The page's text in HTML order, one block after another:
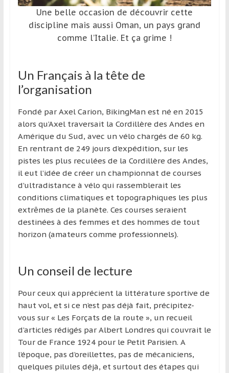
Une belle occasion de découvrir cette
discipline mais aussi Oman, un pays grand
comme l’Italie. Et ça grime !
Un Français à la tête de
l’organisation
Fondé par Axel Carion, BikingMan est né en 2015
alors qu’Axel traversait la Cordillère des Andes en
Amérique du Sud, avec un vélo chargés de 60 kg.
En rentrant de 249 jours d’expédition, sur les
pistes les plus reculées de la Cordillère des Andes,
il eut l’idée de créer un championnat de courses
d’ultradistance à vélo qui rassemblerait les
conditions climatiques et topographiques les plus
extrêmes de la planète. Ces courses seraient
destinées à des femmes et des hommes de tout
horizon (amateurs comme professionnels).
Un conseil de lecture
Pour ceux qui apprécient la littérature sportive de
haut vol, et si ce n’est pas déjà fait, précipitez-
vous sur « Les Forçats de la route », un recueil
d’articles rédigés par Albert Londres qui couvrait le
Tour de France 1924 pour le Petit Parisien. A
l’époque, pas d’oreillettes, pas de mécaniciens,
quelques pilules déjà, et surtout des étapes qui